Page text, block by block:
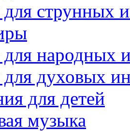
струнных
народных
духовых
для детей
музыка